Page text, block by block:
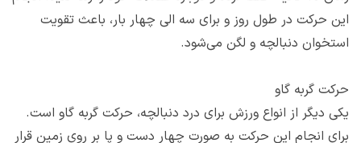
این حرکت در طول روز و برای سه الی چهار بار، باعث تقویت
استخوان دنبالچه و لگن می‌شود.
حرکت گربه گاو
یکی دیگر از انواع ورزش برای درد دنبالچه، حرکت گربه گاو است.
برای انجام این حرکت به صورت چهار دست و پا بر روی زمین قرار